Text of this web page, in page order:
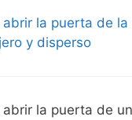
abrir la puerta de
y disperso
abrir la puerta de